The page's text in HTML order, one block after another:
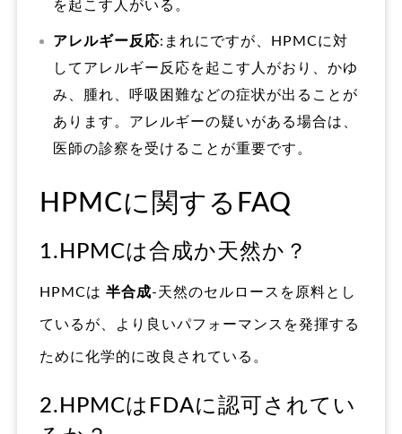
を起こす人がいる。
アレルギー反応:まれにですが、HPMCに対
してアレルギー反応を起こす人がおり、かゆ
み、腫れ、呼吸困難などの症状が出ることが
あります。アレルギーの疑いがある場合は、
医師の診察を受けることが重要です。
HPMCに関するFAQ
1.HPMCは合成か天然か？
HPMCは 半合成-天然のセルロースを原料とし
ているが、より良いパフォーマンスを発揮する
ために化学的に改良されている。
2.HPMCはFDAに認可されてい